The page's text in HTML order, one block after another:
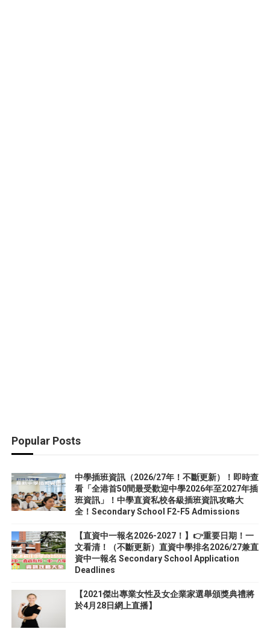
Popular Posts
中學插班資訊（2026/27年！不斷更新）！即時查
看「全港首50間最受歡迎中學2026年至2027年插
班資訊」！中學直資私校各級插班資訊攻略大
全！Secondary School F2-F5 Admissions
【直資中一報名2026-2027！】👉重要日期！一
文看清！（不斷更新）直資中學排名2026/27兼直
資中一報名 Secondary School Application
Deadlines
【2021傑出專業女性及女企業家選舉頒獎典禮將
於4月28日網上直播】